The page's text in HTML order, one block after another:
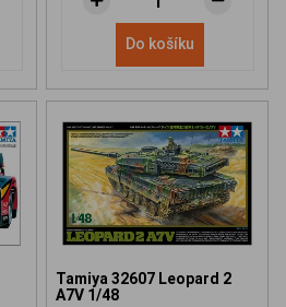
Do košíku
Tamiya 32607 Leopard 2
A7V 1/48